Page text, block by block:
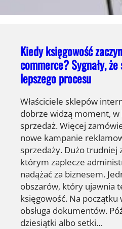
Kiedy księgowość
commerce? Sygnały,
lepszego procesu
Właściciele sklepów
dobrze widzą moment,
sprzedaż. Więcej
nowe kampanie
sprzedaży. Dużo trudniej
którym zaplecze
nadążać za biznesem.
obszarów, który ujawnia
księgowość. Na
obsługa dokumentów.
dziesiątki albo setki…